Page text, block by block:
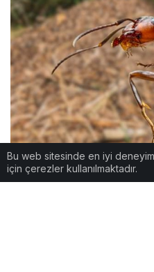
Bir karınca kolonisi
Bu web sitesinde en iyi
için çerezler kullanılmaktadır.